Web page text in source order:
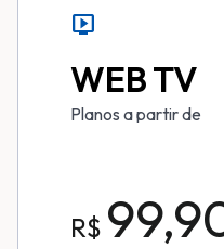
live_tv
WEB TV
Planos a partir de
R$